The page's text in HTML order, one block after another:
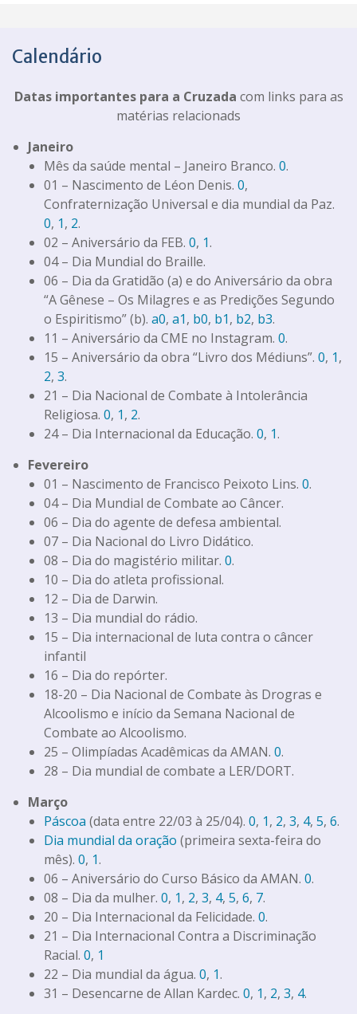
Calendário
Datas importantes para a Cruzada com links para as
matérias relacionads
Janeiro
Mês da saúde mental – Janeiro Branco. 0.
01 – Nascimento de Léon Denis. 0,
Confraternização Universal e dia mundial da Paz.
0, 1, 2.
02 – Aniversário da FEB. 0, 1.
04 – Dia Mundial do Braille.
06 – Dia da Gratidão (a) e do Aniversário da obra
“A Gênese – Os Milagres e as Predições Segundo
o Espiritismo” (b). a0, a1, b0, b1, b2, b3.
11 – Aniversário da CME no Instagram. 0.
15 – Aniversário da obra “Livro dos Médiuns”. 0, 1,
2, 3.
21 – Dia Nacional de Combate à Intolerância
Religiosa. 0, 1, 2.
24 – Dia Internacional da Educação. 0, 1.
Fevereiro
01 – Nascimento de Francisco Peixoto Lins. 0.
04 – Dia Mundial de Combate ao Câncer.
06 – Dia do agente de defesa ambiental.
07 – Dia Nacional do Livro Didático.
08 – Dia do magistério militar. 0.
10 – Dia do atleta profissional.
12 – Dia de Darwin.
13 – Dia mundial do rádio.
15 – Dia internacional de luta contra o câncer
infantil
16 – Dia do repórter.
18-20 – Dia Nacional de Combate às Drogras e
Alcoolismo e início da Semana Nacional de
Combate ao Alcoolismo.
25 – Olimpíadas Acadêmicas da AMAN. 0.
28 – Dia mundial de combate a LER/DORT.
Março
Páscoa (data entre 22/03 à 25/04). 0, 1, 2, 3, 4, 5, 6.
Dia mundial da oração (primeira sexta-feira do
mês). 0, 1.
06 – Aniversário do Curso Básico da AMAN. 0.
08 – Dia da mulher. 0, 1, 2, 3, 4, 5, 6, 7.
20 – Dia Internacional da Felicidade. 0.
21 – Dia Internacional Contra a Discriminação
Racial. 0, 1
22 – Dia mundial da água. 0, 1.
31 – Desencarne de Allan Kardec. 0, 1, 2, 3, 4.